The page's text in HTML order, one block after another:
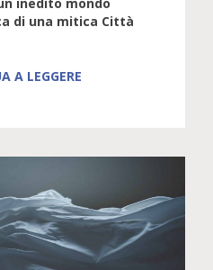
inedito mondo
di una mitica Città
A LEGGERE